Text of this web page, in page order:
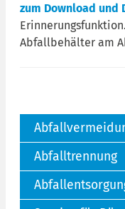
zum Download und
Abfallbehälter am
Abfalltrennung